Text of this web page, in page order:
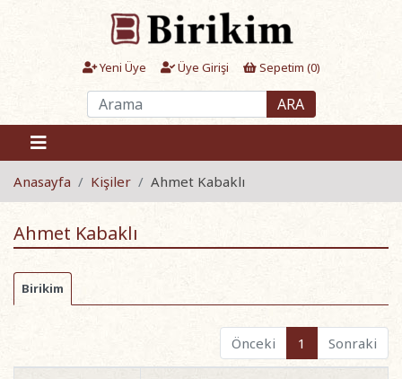
Yeni Üye Üye Girişi Sepetim (0)
ARA
Anasayfa Kişiler Ahmet Kabaklı
Ahmet Kabaklı
Birikim
Önceki 1 Sonraki